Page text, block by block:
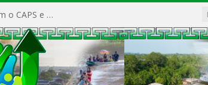
Prefeito Vivaldo Mendes e vice-prefeito Quito inauguram o CAPS e fortalecem a saúde pública em Anajás.